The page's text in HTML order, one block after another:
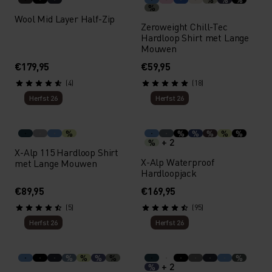
Wool Mid Layer Half-Zip
€179,95
(4)
%
Zeroweight Chill-Tec
Hardloop Shirt met Lange
Mouwen
€59,95
(18)
Herfst 26
%
X-Alp 115 Hardloop Shirt
met Lange Mouwen
€89,95
(5)
Herfst 26
% % % %
%
%
+ 2
X-Alp Waterproof
Hardloopjack
€169,95
(95)
Herfst 26
% % % %
Herfst 26
%
%
+ 2